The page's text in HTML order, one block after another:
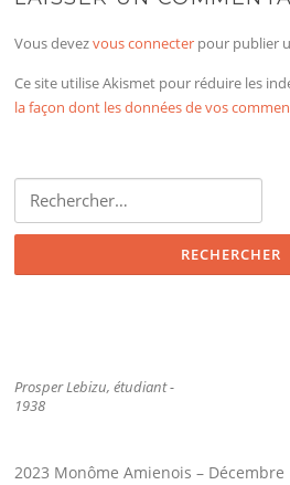
Vous devezvous connecter pour publier
Ce site utilise Akismet pour réduire les
la façon dont les données de vos
Rechercher :
Prosper Lebizu, étudiant -
1938
2023 Monôme Amienois – Décembre